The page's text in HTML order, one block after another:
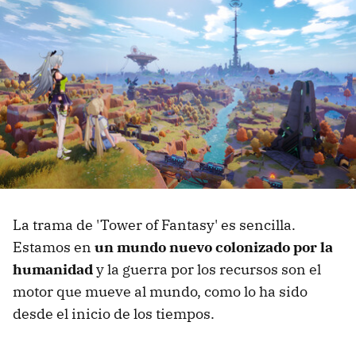
La trama de 'Tower of Fantasy' es sencilla.
Estamos en un mundo nuevo colonizado por la
humanidady la guerra por los recursos son el
motor que mueve al mundo, como lo ha sido
desde el inicio de los tiempos.